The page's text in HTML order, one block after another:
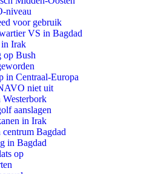
niveau
voor gebruik
VS in Bagdad
in Irak
op Bush
in Centraal-Europa
niet uit
aanslagen
in Irak
Bagdad
in Bagdad
op